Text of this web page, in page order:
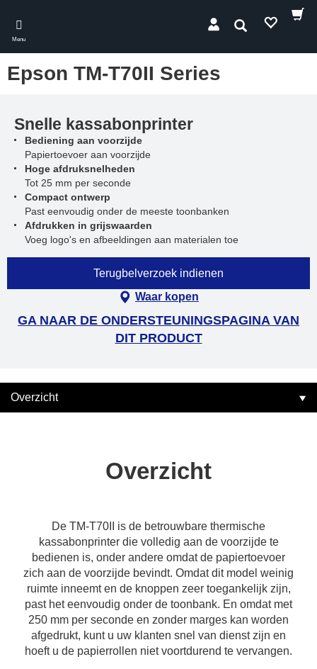
main
content
Menu
Zoeken
Epson TM-T70II Series
Snelle kassabonprinter
Bediening aan voorzijde
Papiertoevoer aan voorzijde
Hoge afdruksnelheden
Tot 25 mm per seconde
Compact ontwerp
Past eenvoudig onder de meeste toonbanken
Afdrukken in grijswaarden
Voeg logo's en afbeeldingen aan materialen toe
Terugbelverzoek indienen
Waar kopen
GA NAAR DE ONDERSTEUNINGSPAGINA VAN
DIT PRODUCT
Overzicht
Overzicht
De TM-T70II is de betrouwbare thermische
kassabonprinter die volledig aan de voorzijde te
bedienen is, onder andere omdat de papiertoevoer
zich aan de voorzijde bevindt. Omdat dit model weinig
ruimte inneemt en de knoppen zeer toegankelijk zijn,
past het eenvoudig onder de toonbank. En omdat met
250 mm per seconde en zonder marges kan worden
afgedrukt, kunt u uw klanten snel van dienst zijn en
hoeft u de papierrollen niet voortdurend te vervangen.